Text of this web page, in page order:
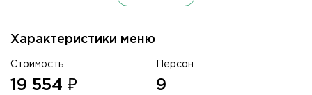
Характеристики меню
Стоимость
19 554 ₽
Персон
9